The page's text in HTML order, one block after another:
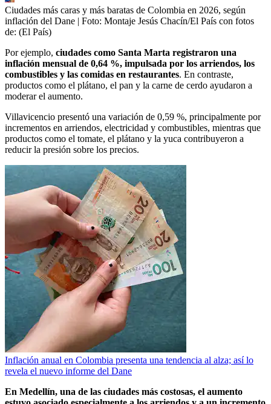
Ciudades más caras y más baratas de Colombia en 2026, según
inflación del Dane | Foto: Montaje Jesús Chacín/El País con fotos
de: (El País)
Por ejemplo, ciudades como Santa Marta registraron una
inflación mensual de 0,64 %, impulsada por los arriendos, los
combustibles y las comidas en restaurantes. En contraste,
productos como el plátano, el pan y la carne de cerdo ayudaron a
moderar el aumento.
Villavicencio presentó una variación de 0,59 %, principalmente por
incrementos en arriendos, electricidad y combustibles, mientras que
productos como el tomate, el plátano y la yuca contribuyeron a
reducir la presión sobre los precios.
Inflación anual en Colombia presenta una tendencia al alza; así lo
revela el nuevo informe del Dane
En Medellín, una de las ciudades más costosas, el aumento